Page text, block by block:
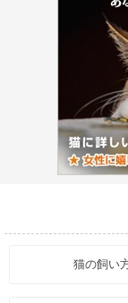
猫の飼い